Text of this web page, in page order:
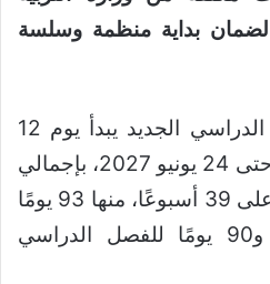
لضمان بداية منظمة وسلسة
وأكدت الوزارة أن العام الدراسي الجديد يبدأ يوم 12
سبتمبر المقبل، ويستمر حتى 24 يونيو 2027، بإجمالي
183 يومًا دراسيًا موزعة على 39 أسبوعًا، منها 93 يومًا
للفصل الدراسي الأول و90 يومًا للفصل الدراسي